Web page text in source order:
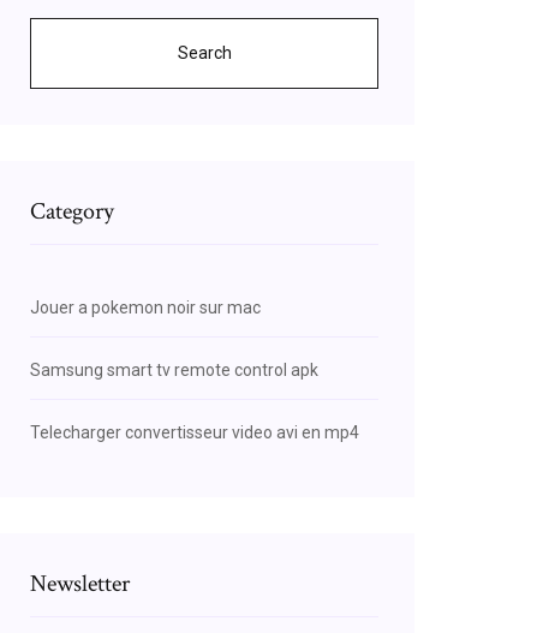
Search
Category
Jouer a pokemon noir sur mac
Samsung smart tv remote control apk
Telecharger convertisseur video avi en mp4
Newsletter